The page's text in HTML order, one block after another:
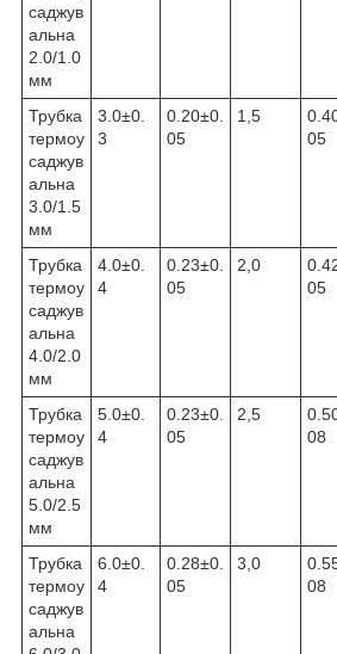
саджув
альна
2.0/1.0
мм
Трубка
термоу
саджув
альна
3.0/1.5
мм
3.0±0.
3
0.20±0.
05
1,5
05
Трубка
термоу
саджув
альна
4.0/2.0
мм
4.0±0.
4
0.23±0.
05
2,0
05
Трубка
термоу
саджув
альна
5.0/2.5
мм
5.0±0.
4
0.23±0.
05
2,5
08
Трубка
термоу
саджув
альна
6.0±0.
4
0.28±0.
05
3,0
08